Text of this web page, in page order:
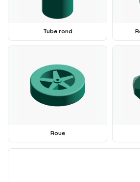
Tube rond
Roue